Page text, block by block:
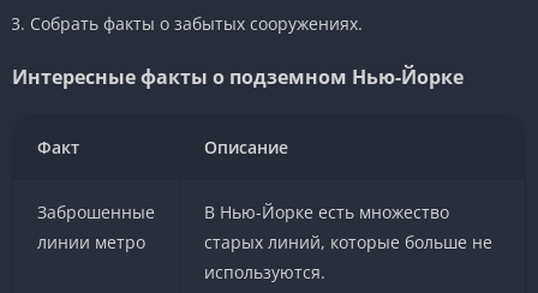
Собрать факты о забытых сооружениях.
Интересные факты о подземном Нью-Йорке
Факт Описание
Заброшенные
линии метро
В Нью-Йорке есть множество
старых линий, которые больше не
используются.